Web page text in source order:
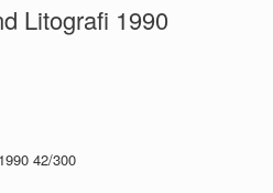
Litografi 1990
42/300